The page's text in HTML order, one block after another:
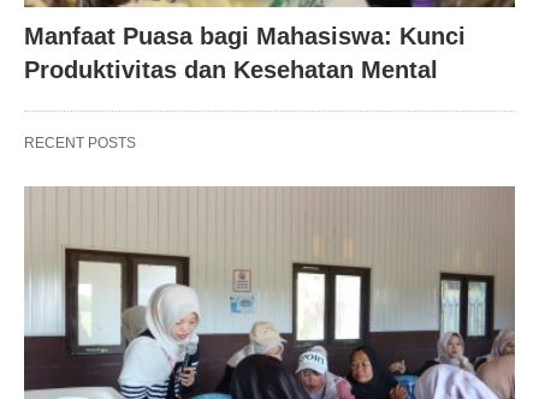
Manfaat Puasa bagi Mahasiswa: Kunci
Produktivitas dan Kesehatan Mental
RECENT POSTS